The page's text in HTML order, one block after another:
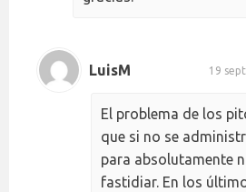
LuisM 19
El problema de los
que si no se
para absolutamente
fastidiar. En los